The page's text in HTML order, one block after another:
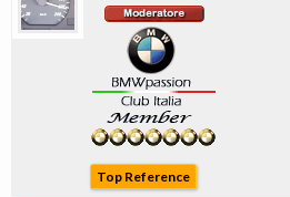
Top Reference